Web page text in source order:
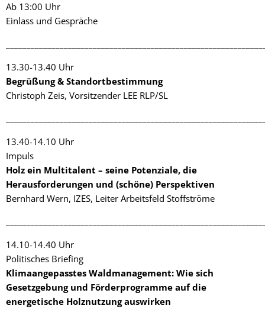
Ab 13:00 Uhr
Einlass und Gespräche
13.30-13.40 Uhr
Begrüßung & Standortbestimmung
Christoph Zeis, Vorsitzender LEE RLP/SL
13.40-14.10 Uhr
Impuls
Holz ein Multitalent – seine Potenziale, die
Herausforderungen und (schöne) Perspektiven
Bernhard Wern, IZES, Leiter Arbeitsfeld Stoffströme
14.10-14.40 Uhr
Politisches Briefing
Klimaangepasstes Waldmanagement: Wie sich
Gesetzgebung und Förderprogramme auf die
energetische Holznutzung auswirken